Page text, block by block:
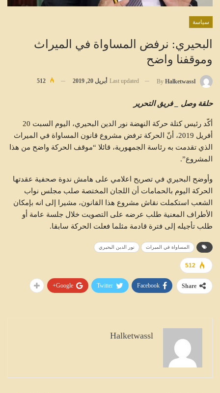
سياسة
البحيري: نرفض المساواة في الميراث
وموقفنا واضح
By Halketwassl
Last updated أبريل 20, 2019 512
حلقة وصل _ فريق التحرير
أكّد رئيس كتلة حركة النهضة نور الدين البحيري، اليوم السبت 20
أفريل 2019، أنّ الحركة ترفض مشروع قانون المساواة في الميراث
الذي تقدمت به رئاسة الجمهورية، قائلا “موقف الحركة واضح من هذا
المشروع”.
وأوضح البحيري في تصريح اعلامي على هامش ندوة صحفية عقدتها
الحركة اليوم بالحمامات أن اللجان المختصة صلب مجلس نواب
الشعب استكملت نقاش مشروع هذا القانون، مشيرا إلى انه بإمكان
الأطراف المعنية طلب عرضه على التصويت خلال جلسة عامة أو
طلب تأجيله إلى فترة قادمة مثلما فعلت الحركة سابقا.
المساواة في الميراث نور الدين البحيري
512
Share
Facebook
Twitter
Google+
Halketwassl